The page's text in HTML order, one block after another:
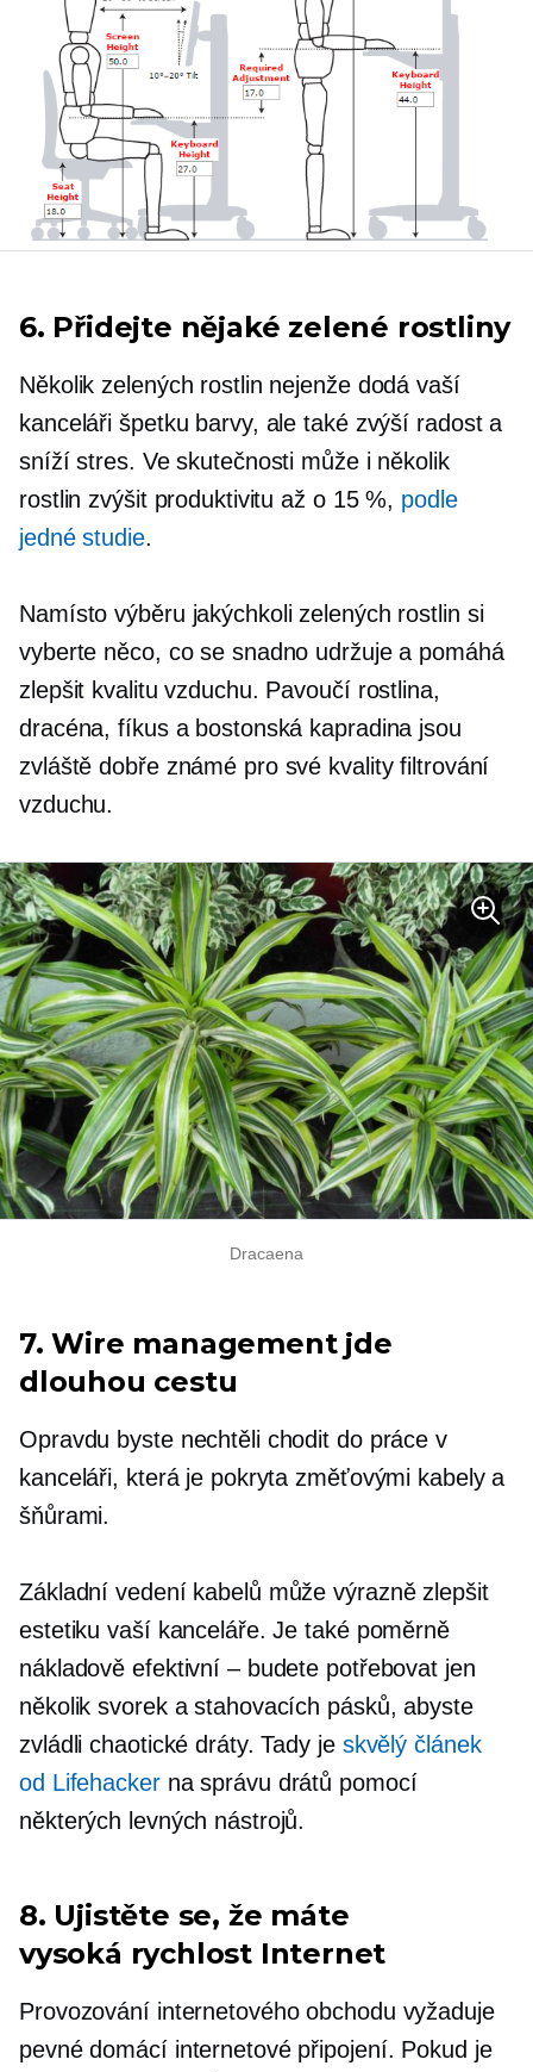
6. Přidejte nějaké zelené rostliny
Několik zelených rostlin nejenže dodá vaší
kanceláři špetku barvy, ale také zvýší radost a
sníží stres. Ve skutečnosti může i několik
rostlin zvýšit produktivitu až o 15 %, podle
jedné studie.
Namísto výběru jakýchkoli zelených rostlin si
vyberte něco, co se snadno udržuje a pomáhá
zlepšit kvalitu vzduchu. Pavoučí rostlina,
dracéna, fíkus a bostonská kapradina jsou
zvláště dobře známé pro své kvality filtrování
vzduchu.
Dracaena
7. Wire management jde
dlouhou cestu
Opravdu byste nechtěli chodit do práce v
kanceláři, která je pokryta změťovými kabely a
šňůrami.
Základní vedení kabelů může výrazně zlepšit
estetiku vaší kanceláře. Je také poměrně
nákladově efektivní – budete potřebovat jen
několik svorek a stahovacích pásků, abyste
zvládli chaotické dráty. Tady je skvělý článek
od Lifehackerna správu drátů pomocí
některých levných nástrojů.
8. Ujistěte se, že máte
vysoká rychlost Internet
Provozování internetového obchodu vyžaduje
pevné domácí internetové připojení. Pokud je